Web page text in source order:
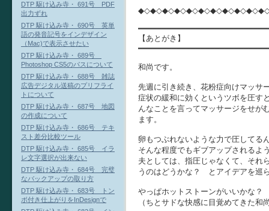
【あとがき】
和尚です。
先週に引き続き、花粉症向けマッサ
症状の緩和に効くというツボを圧す
んなことを言ってマッサージをせが
ます。
卵もつぶれないような力で圧してる
そんな程度でもギブアップされるよ
夫としては、指圧じゃなくて、そ
うのはどうかな？ とアイデアを巡
やっぱホットストーンがいいかな？
（ちとサドな快感に目覚めてきた和
DTP 駆け込み寺・ 691号 PDF
出力ずれ
DTP 駆け込み寺・ 690号 英単
語の発音記号をインデザイン
（Mac)で表示させたい
DTP 駆け込み寺・ 689号
Photoshop CS5のパスについて
DTP 駆け込み寺・ 688号 雑誌
広告デジタル送稿のプリフライ
トについて
DTP 駆け込み寺・ 687号 地図
の作成について
DTP 駆け込み寺・ 686号 テキ
スト差分比較ツール
DTP 駆け込み寺・ 685号 イラ
レ文字選択が出来ない
DTP 駆け込み寺・ 684号 完璧
なバックアップの取り方
DTP 駆け込み寺・ 683号 トン
ボ付き仕上がりをInDesignで